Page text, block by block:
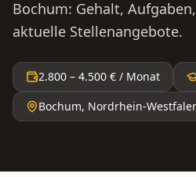
Bochum: Gehalt,
aktuelle Stellenangebote.
2.800 – 4.500 € / Monat
Bochum, Nordrhein-